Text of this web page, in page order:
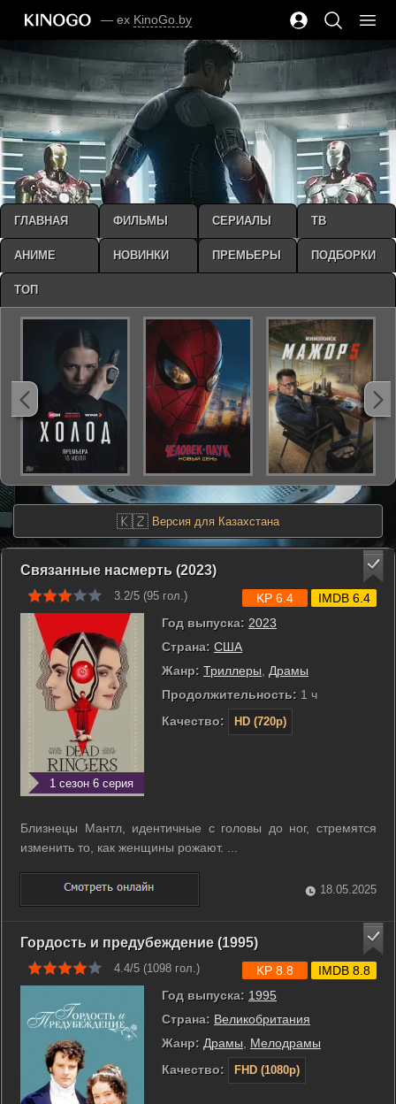
— ex KinoGo.by
🇰🇿 Версия для Казахстана
Связанные насмерть (2023)
3.2/5 (95 гол.)
1 сезон 6 серия
Год выпуска: 2023
Страна: США
Жанр: Триллеры
Драмы
Продолжительность: 1 ч
Качество:
HD (720p)
KP 6.4 IMDB 6.4
Близнецы Мантл, идентичные с головы до ног, стремятся
изменить то, как женщины рожают. ...
18.05.2025
Гордость и предубеждение (1995)
4.4/5 (1098 гол.)
Год выпуска: 1995
Страна: Великобритания
Жанр: Драмы
Мелодрамы
Качество:
FHD (1080p)
KP 8.8 IMDB 8.8
ГЛАВНАЯ ФИЛЬМЫ СЕРИАЛЫ ТВ
АНИМЕ НОВИНКИ ПРЕМЬЕРЫ ПОДБОРКИ
ТОП